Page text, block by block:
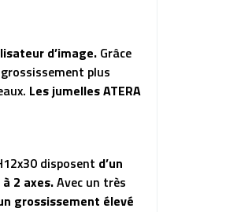
d’image. Grâce
plus
Les jumelles ATERA
disposent d’un
2 axes.Avec un très
grossissement élevé